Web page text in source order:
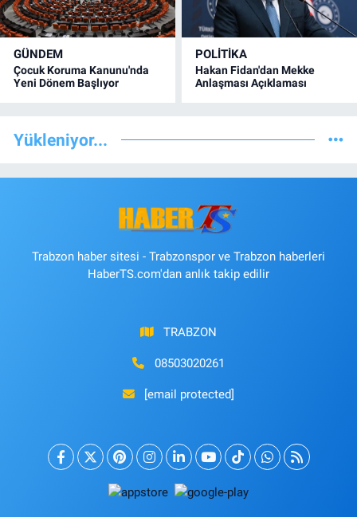
GÜNDEM
Çocuk Koruma Kanunu'nda
Yeni Dönem Başlıyor
POLİTİKA
Hakan Fidan'dan Mekke
Anlaşması Açıklaması
Yükleniyor...
Trabzon haber sitesi - Trabzonspor ve Trabzon haberleri
HaberTS.com'dan anlık takip edilir
TRABZON
08503020261
[email protected]